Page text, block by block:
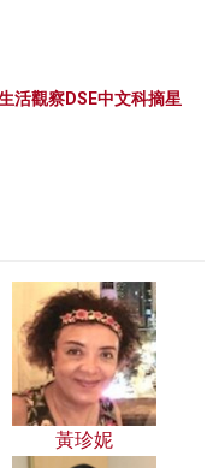
活觀察DSE中文科摘星
黃珍妮